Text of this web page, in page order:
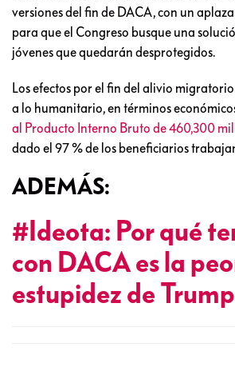
versiones del fin de DACA, con un
para que el Congreso busque una
jóvenes que quedarán desprotegidos.
Los efectos por el fin del alivio
a lo humanitario, en términos
al Producto Interno Bruto de 460,300
dado el 97 % de los beneficiarios
ADEMÁS:
#Ideota: Por qué
con DACA es la
estupidez de Trump